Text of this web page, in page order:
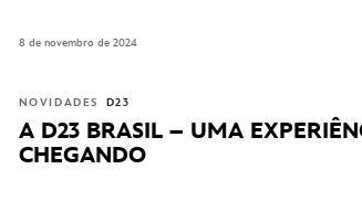
8 de novembro de 2024
NOVIDADES D23
A D23 BRASIL – UMA
CHEGANDO